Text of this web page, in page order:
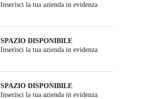
Inserisci la tua azienda in evidenza
SPAZIO DISPONIBILE
Inserisci la tua azienda in evidenza
SPAZIO DISPONIBILE
Inserisci la tua azienda in evidenza